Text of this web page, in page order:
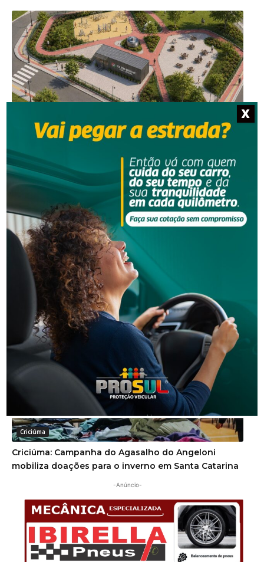
Prefeitura de Criciúma e Polícia Militar vão instalar
base no bairro Pinheirinho
Criciúma
CDL promove encontro para esclarecer dúvidas
sobre cobranças retroativas e recebimentos via Pix
Criciúma
Criciúma: Campanha do Agasalho do Angeloni
mobiliza doações para o inverno em Santa Catarina
-Anúncio-
X